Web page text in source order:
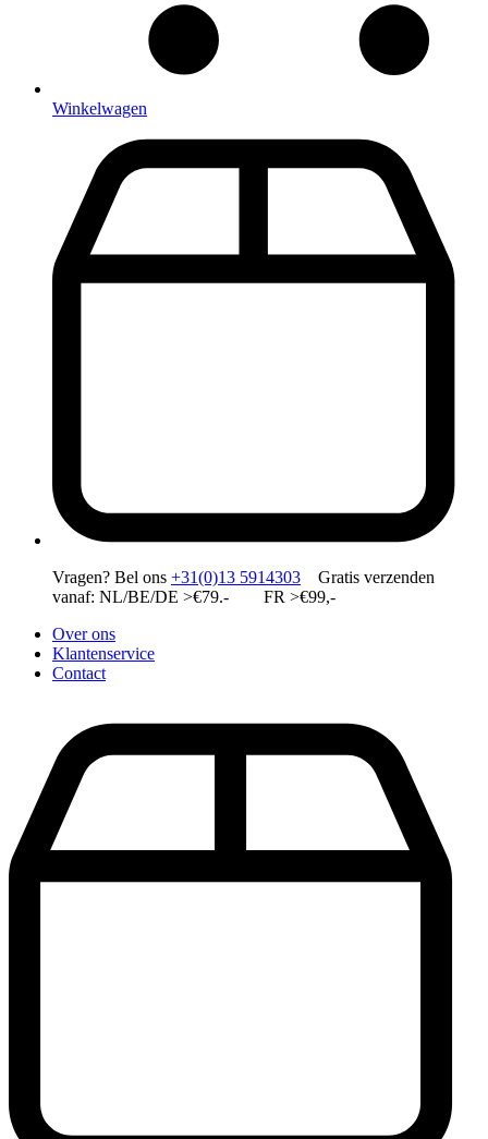
Winkelwagen
Vragen? Bel ons +31(0)13 5914303 Gratis verzenden
vanaf: NL/BE/DE >€79.- FR >€99,-
Over ons
Klantenservice
Contact